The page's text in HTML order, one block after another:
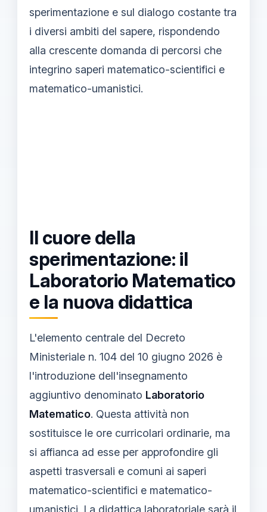
sperimentazione e sul dialogo costante tra
i diversi ambiti del sapere, rispondendo
alla crescente domanda di percorsi che
integrino saperi matematico-scientifici e
matematico-umanistici.
Il cuore della
sperimentazione: il
Laboratorio Matematico
e la nuova didattica
L'elemento centrale del Decreto
Ministeriale n. 104 del 10 giugno 2026 è
l'introduzione dell'insegnamento
aggiuntivo denominato Laboratorio
Matematico. Questa attività non
sostituisce le ore curricolari ordinarie, ma
si affianca ad esse per approfondire gli
aspetti trasversali e comuni ai saperi
matematico-scientifici e matematico-
umanistici. La didattica laboratoriale sarà il